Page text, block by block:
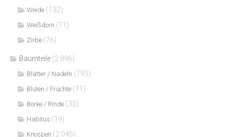
Weide (132)
Weißdorn (11)
Zirbe (76)
Baumteile (2.896)
Blätter / Nadeln (793)
Blüten / Früchte (11)
Borke / Rinde (33)
Habitus (19)
Knospen (2.045)